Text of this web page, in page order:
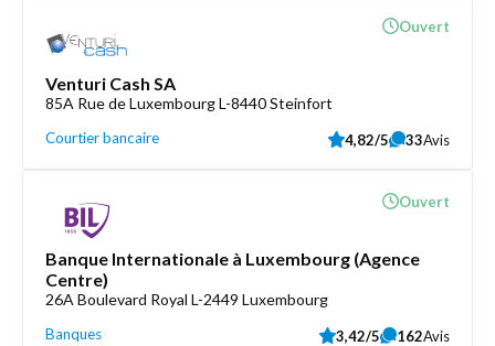
Venturi Cash SA
85A Rue de Luxembourg L-8440 Steinfort
Courtier bancaire
Ouvert
4,82/5 33Avis
Banque Internationale à Luxembourg (Agence
Centre)
26A Boulevard Royal L-2449 Luxembourg
Banques
Ouvert
3,42/5 162Avis